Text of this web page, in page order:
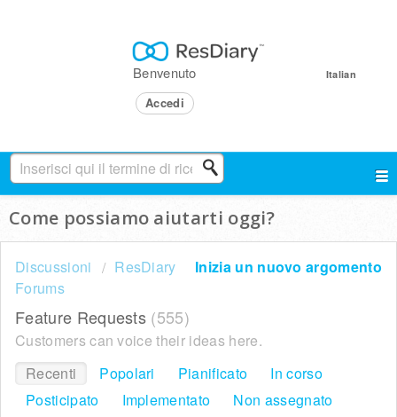
Italian
Benvenuto
Accedi
Come possiamo aiutarti oggi?
Inizia un nuovo argomento
Discussioni
ResDiary
Forums
Feature Requests 555
Customers can voice their ideas here.
Recenti
Popolari Pianificato
In corso
Posticipato
Implementato Non assegnato